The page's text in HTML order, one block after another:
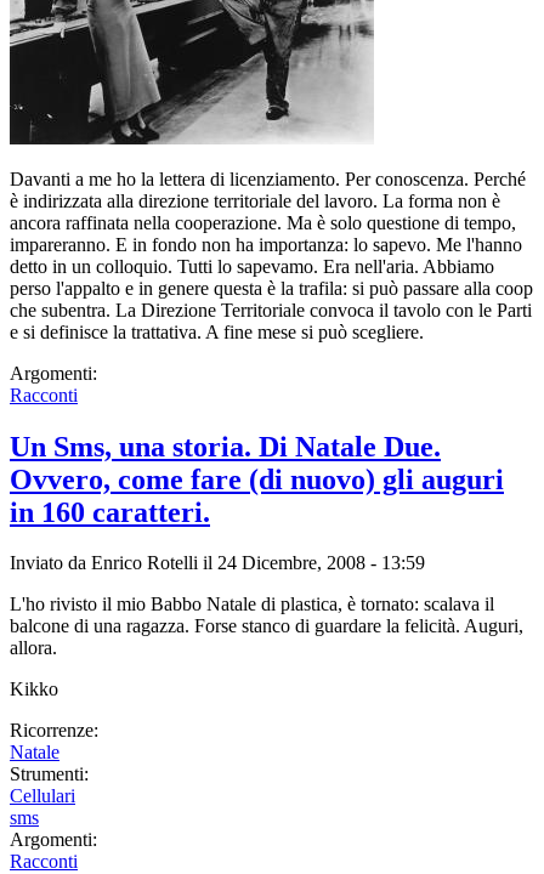
Davanti a me ho la lettera di licenziamento. Per conoscenza. Perché
è indirizzata alla direzione territoriale del lavoro. La forma non è
ancora raffinata nella cooperazione. Ma è solo questione di tempo,
impareranno. E in fondo non ha importanza: lo sapevo. Me l'hanno
detto in un colloquio. Tutti lo sapevamo. Era nell'aria. Abbiamo
perso l'appalto e in genere questa è la trafila: si può passare alla coop
che subentra. La Direzione Territoriale convoca il tavolo con le Parti
e si definisce la trattativa. A fine mese si può scegliere.
Argomenti:
Racconti
Un Sms, una storia. Di Natale Due.
Ovvero, come fare (di nuovo) gli auguri
in 160 caratteri.
Inviato da Enrico Rotelli il 24 Dicembre, 2008 - 13:59
L'ho rivisto il mio Babbo Natale di plastica, è tornato: scalava il
balcone di una ragazza. Forse stanco di guardare la felicità. Auguri,
allora.
Kikko
Ricorrenze:
Natale
Strumenti:
Cellulari
sms
Argomenti:
Racconti